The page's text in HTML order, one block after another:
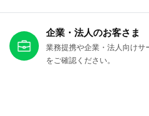
企業・法人のお客さま
業務提携や企業・法人向けサ
をご確認ください。